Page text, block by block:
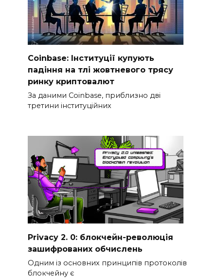
Coinbase: Інституції купують
падіння на тлі жовтневого трясу
ринку криптовалют
За даними Coinbase, приблизно дві
третини інституційних
Privacy 2. 0: блокчейн-революція
зашифрованих обчислень
Одним із основних принципів протоколів
блокчейну є